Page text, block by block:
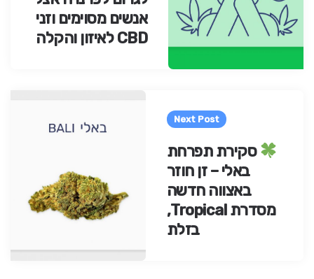
אנשים מסוימים וזני
CBD לאיזון והקלה
Next Post
סקירת תפרחת
באלי – זן חוזר
באצווה חדשה
מסדרת Tropical,
בזלת